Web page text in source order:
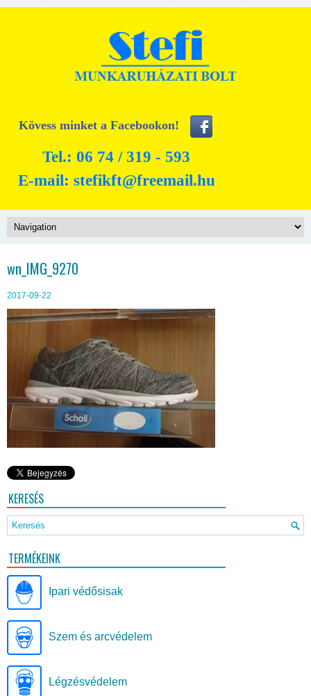
Kövess minket a Facebookon!
Tel.: 06 74 / 319 - 593
E-mail: stefikft@freemail.hu
wn_IMG_9270
2017-09-22
KERESÉS
TERMÉKEINK
Ipari védősisak
Szem és arcvédelem
Légzésvédelem